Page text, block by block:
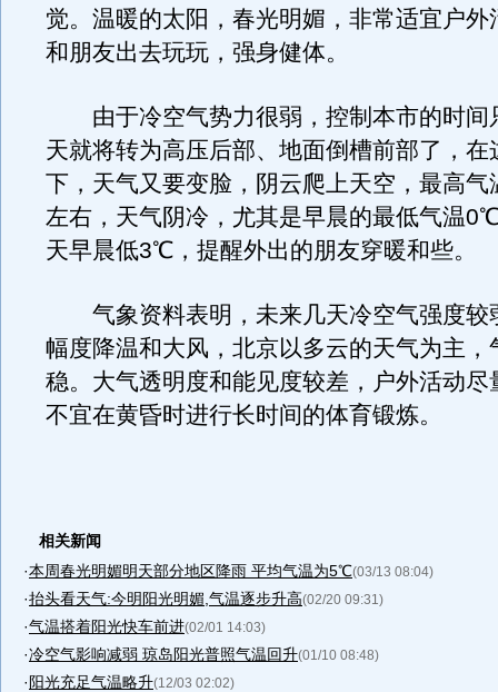
觉。温暖的太阳，春光明媚，非常适宜户外
和朋友出去玩玩，强身健体。
由于冷空气势力很弱，控制本市的时间
天就将转为高压后部、地面倒槽前部了，在
下，天气又要变脸，阴云爬上天空，最高
左右，天气阴冷，尤其是早晨的最低气温
天早晨低3℃，提醒外出的朋友穿暖和些。
气象资料表明，未来几天冷空气强度较
幅度降温和大风，北京以多云的天气为主，
稳。大气透明度和能见度较差，户外活动尽
不宜在黄昏时进行长时间的体育锻炼。
相关新闻
·本周春光明媚明天部分地区降雨 平均气温为5℃(03/13 08:04)
·抬头看天气:今明阳光明媚,气温逐步升高(02/20 09:31)
·气温搭着阳光快车前进(02/01 14:03)
·冷空气影响减弱 琼岛阳光普照气温回升(01/10 08:48)
·阳光充足气温略升(12/03 02:02)